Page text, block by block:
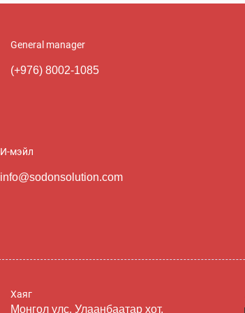
General manager
(+976) 8002-1085
И-мэйл
info@sodonsolution.com
Хаяг
Монгол улс, Улаанбаатар хот,